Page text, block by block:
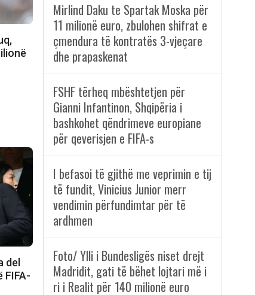
del
FIFA-
Mirlind Daku te Spartak Moska për
11 milionë euro, zbulohen shifrat e
çmendura të kontratës 3-vjeçare
dhe prapaskenat
FSHF tërheq mbështetjen për
Gianni Infantinon, Shqipëria i
bashkohet qëndrimeve europiane
për qeverisjen e FIFA-s
I befasoi të gjithë me veprimin e tij
të fundit, Vinicius Junior merr
vendimin përfundimtar për të
ardhmen
Foto/ Ylli i Bundesligës niset drejt
Madridit, gati të bëhet lojtari më i
ri i Realit për 140 milionë euro